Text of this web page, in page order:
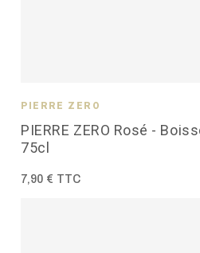
PIERRE ZERO Rosé -
75cl
PIERRE ZÉRO
7,90 € TTC